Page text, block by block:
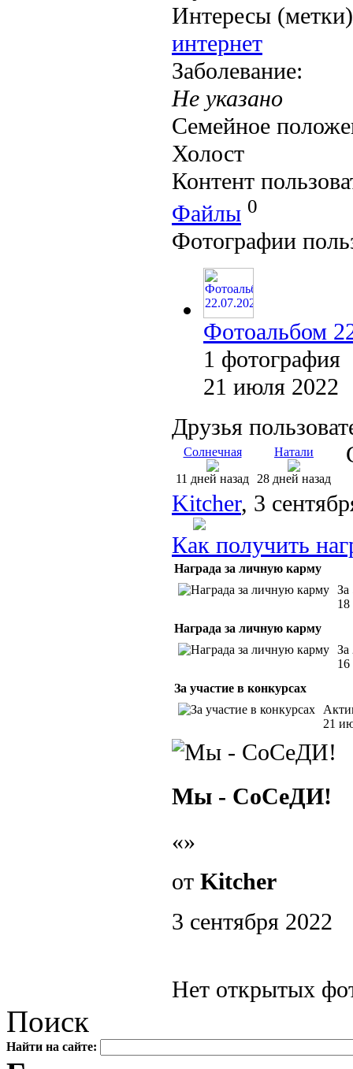
Интересы
интернет
Заболевание:
Не указано
Семейное
Холост
Контент
Файлы 0
Фотографии
Фотоальбом
1 фотография
21 июля 2022
Друзья
Солнечная
11 дней назад
Натали
28 дней назад
Kitcher, 3
Как получить
Награда за личную карму
За
18
Награда за личную карму
За
16
За участие в конкурсах
21
Мы - СоСеДИ!
«»
от Kitcher
3 сентября 2022
Нет открытых
Поиск
Найти на сайте: